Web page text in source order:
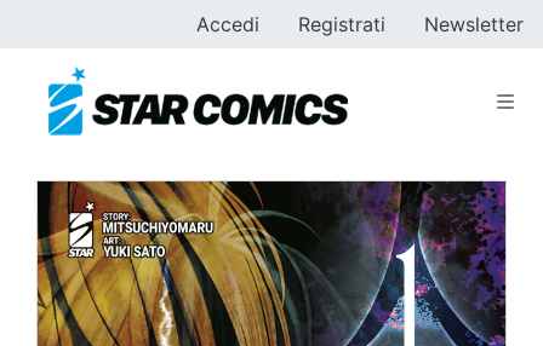
Accedi Registrati Newsletter